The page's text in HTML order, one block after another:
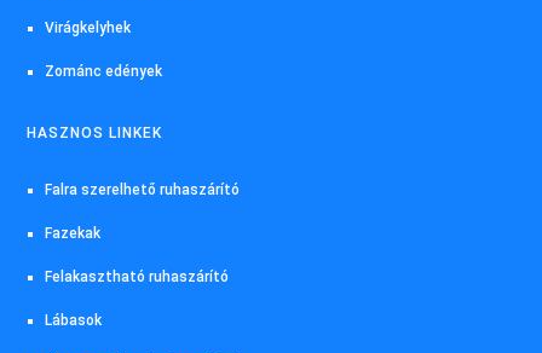
Virágkelyhek
Zománc edények
HASZNOS LINKEK
Falra szerelhető ruhaszárító
Fazekak
Felakasztható ruhaszárító
Lábasok